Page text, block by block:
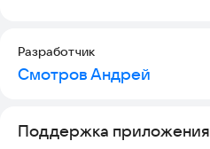
Разработчик
Смотров Андрей
Поддержка приложения